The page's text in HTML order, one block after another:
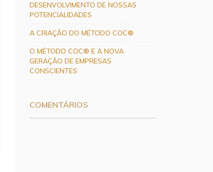
DESENVOLVIMENTO DE NOSSAS
POTENCIALIDADES
A CRIAÇÃO DO MÉTODO COC®
O MÉTODO COC® E A NOVA
GERAÇÃO DE EMPRESAS
CONSCIENTES
COMENTÁRIOS